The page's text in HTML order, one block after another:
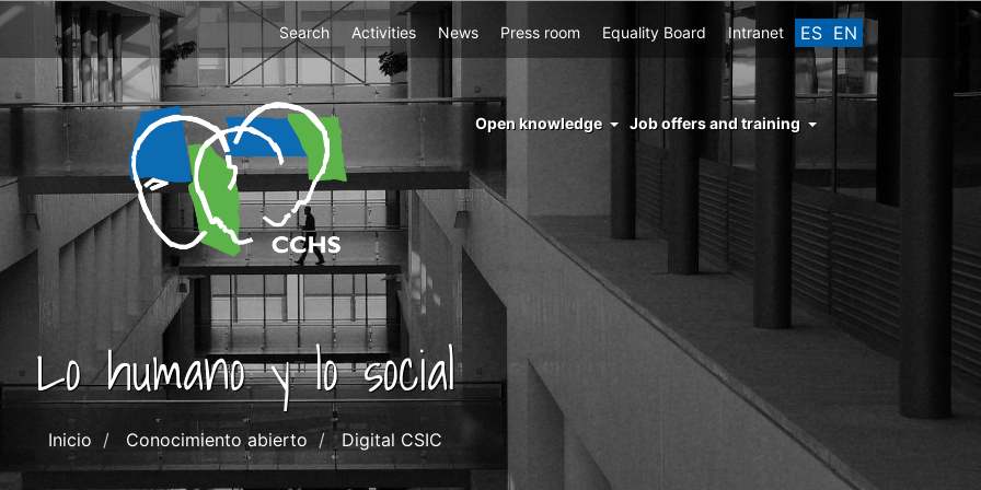
ES EN
Top
Menu
Search Activities News Press room Equality Board Intranet
menu
cchs
conocimiento
abierto
Open knowledge Job offers and training
Lo humano y lo social
Inicio Conocimiento abierto Digital CSIC